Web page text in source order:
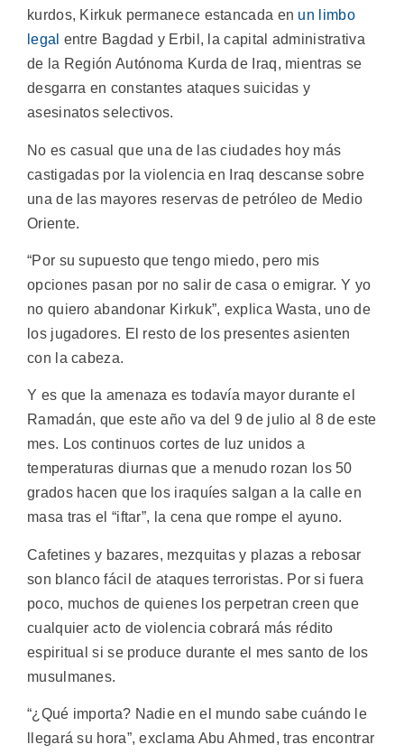
kurdos, Kirkuk permanece estancada en un limbo
legal entre Bagdad y Erbil, la capital administrativa
de la Región Autónoma Kurda de Iraq, mientras se
desgarra en constantes ataques suicidas y
asesinatos selectivos.
No es casual que una de las ciudades hoy más
castigadas por la violencia en Iraq descanse sobre
una de las mayores reservas de petróleo de Medio
Oriente.
“Por su supuesto que tengo miedo, pero mis
opciones pasan por no salir de casa o emigrar. Y yo
no quiero abandonar Kirkuk”, explica Wasta, uno de
los jugadores. El resto de los presentes asienten
con la cabeza.
Y es que la amenaza es todavía mayor durante el
Ramadán, que este año va del 9 de julio al 8 de este
mes. Los continuos cortes de luz unidos a
temperaturas diurnas que a menudo rozan los 50
grados hacen que los iraquíes salgan a la calle en
masa tras el “iftar”, la cena que rompe el ayuno.
Cafetines y bazares, mezquitas y plazas a rebosar
son blanco fácil de ataques terroristas. Por si fuera
poco, muchos de quienes los perpetran creen que
cualquier acto de violencia cobrará más rédito
espiritual si se produce durante el mes santo de los
musulmanes.
“¿Qué importa? Nadie en el mundo sabe cuándo le
llegará su hora”, exclama Abu Ahmed, tras encontrar